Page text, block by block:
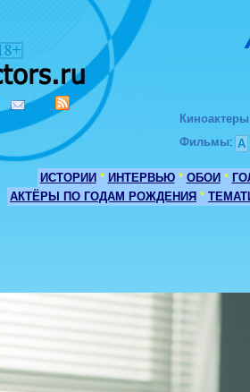
Киноактеры
Фильмы: А
ИСТОРИИ * ИНТЕРВЬЮ * ОБОИ *
АКТЁРЫ ПО ГОДАМ РОЖДЕНИЯ *